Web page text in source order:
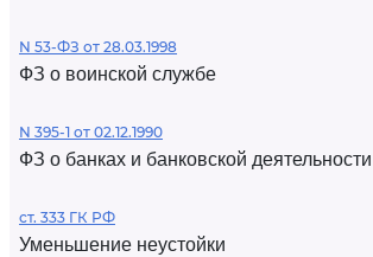
N 53-ФЗ от 28.03.1998
ФЗ о воинской службе
N 395-1 от 02.12.1990
ФЗ о банках и банковской деятельности
ст. 333 ГК РФ
Уменьшение неустойки